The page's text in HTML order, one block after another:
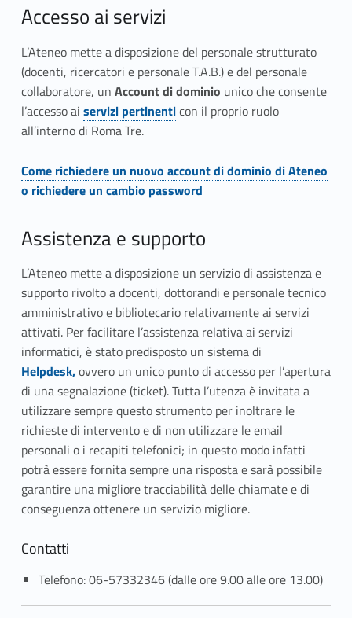
A
c
c
e
s
s
o
e
s
u
p
p
o
r
t
o
Accesso ai servizi
L’Ateneo mette a disposizione del personale strutturato
(docenti, ricercatori e personale T.A.B.) e del personale
collaboratore, un Account di dominio unico che consente
l’accesso ai
Link identifier #identifier__128347-1
Link identifier #identifier__111896-1
servizi pertinenticon il proprio ruolo
all’interno di Roma Tre.
Link identifier #identifier__46098-2
Come richiedere un nuovo account di dominio di Ateneo
o richiedere un cambio password
Assistenza e supporto
L’Ateneo mette a disposizione un servizio di assistenza e
supporto rivolto a docenti, dottorandi e personale tecnico
amministrativo e bibliotecario relativamente ai servizi
attivati. Per facilitare l’assistenza relativa ai servizi
informatici, è stato predisposto un sistema di
Link identifier #identifier__86626-3
Helpdesk,ovvero un unico punto di accesso per l’apertura
di una segnalazione (ticket). Tutta l’utenza è invitata a
utilizzare sempre questo strumento per inoltrare le
richieste di intervento e di non utilizzare le email
personali o i recapiti telefonici; in questo modo infatti
potrà essere fornita sempre una risposta e sarà possibile
garantire una migliore tracciabilità delle chiamate e di
conseguenza ottenere un servizio migliore.
Contatti
Telefono: 06-57332346 (dalle ore 9.00 alle ore 13.00)